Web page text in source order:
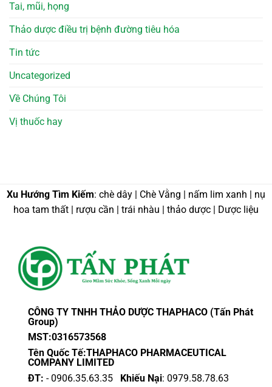
Tai, mũi, họng
Thảo dược điều trị bệnh đường tiêu hóa
Tin tức
Uncategorized
Về Chúng Tôi
Vị thuốc hay
Xu Hướng Tìm Kiếm: chè dây | Chè Vằng | nấm lim xanh | nụ
hoa tam thất | rượu cần | trái nhàu | thảo dược | Dược liệu
CÔNG TY TNHH THẢO DƯỢC THAPHACO (Tấn Phát
Group)
MST:0316573568
Tên Quốc Tế:THAPHACO PHARMACEUTICAL
COMPANY LIMITED
ĐT: - 0906.35.63.35 Khiếu Nại: 0979.58.78.63